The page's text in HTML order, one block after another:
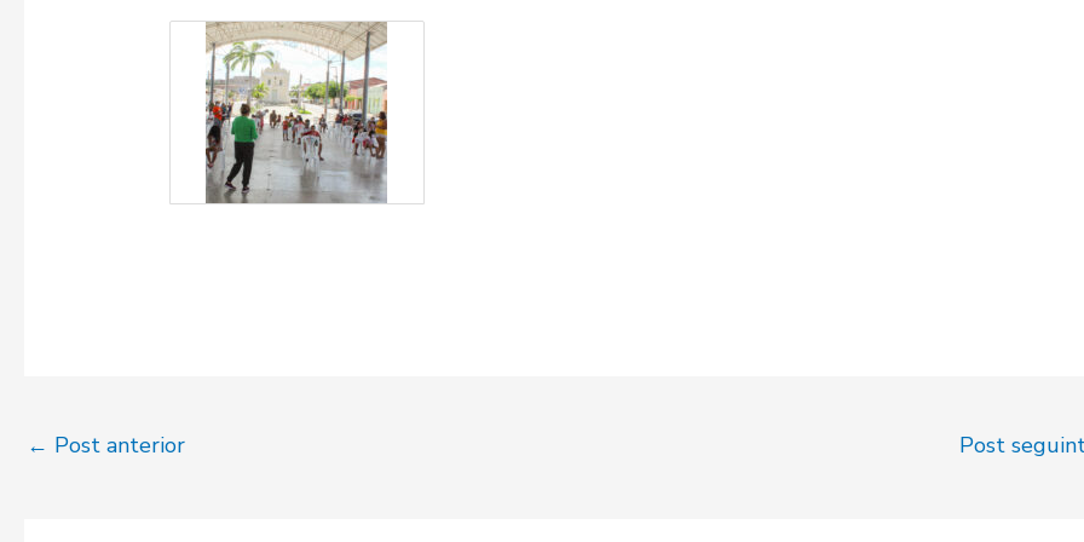
← Post anterior Post